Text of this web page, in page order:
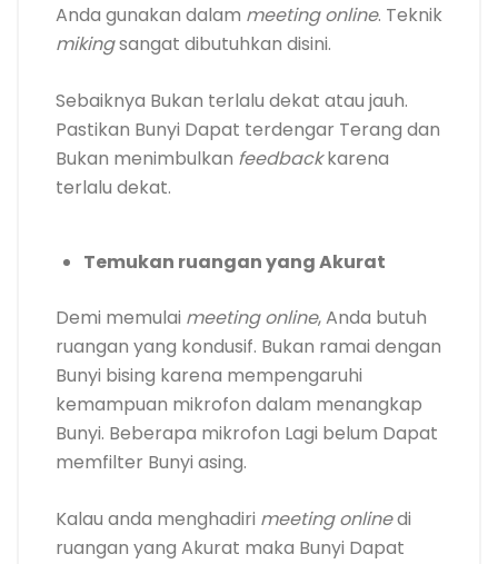
Anda gunakan dalam meeting online. Teknik
mikingsangat dibutuhkan disini.
Sebaiknya Bukan terlalu dekat atau jauh.
Pastikan Bunyi Dapat terdengar Terang dan
Bukan menimbulkan feedbackkarena
terlalu dekat.
Temukan ruangan yang Akurat
Demi memulai meeting online, Anda butuh
ruangan yang kondusif. Bukan ramai dengan
Bunyi bising karena mempengaruhi
kemampuan mikrofon dalam menangkap
Bunyi. Beberapa mikrofon Lagi belum Dapat
memfilter Bunyi asing.
Kalau anda menghadiri meeting onlinedi
ruangan yang Akurat maka Bunyi Dapat